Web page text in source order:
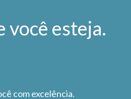
você esteja.
com excelência.